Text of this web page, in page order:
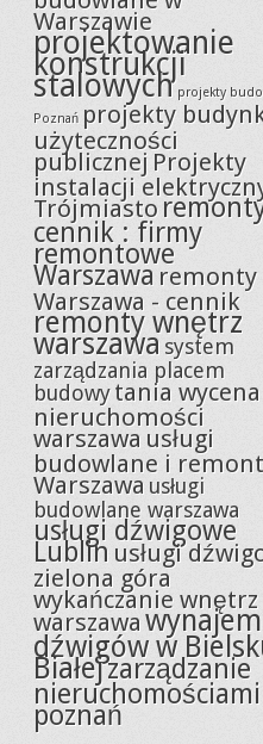
Warszawie
projektowanie
konstrukcji
stalowych projekty
Poznań projekty
użyteczności
publicznej Projekty
instalacji
Trójmiasto
cennik : firmy
remontowe
Warszawa remonty
Warszawa - cennik
remonty wnętrz
warszawasystem
zarządzania placem
budowytania wycena
nieruchomości
warszawa usługi
budowlane i
Warszawa usługi
budowlane warszawa
usługi dźwigowe
Lublin usługi
zielona góra
wykańczanie wnętrz
warszawawynajem
dźwigów w
Białejzarządzanie
nieruchomościami
poznań